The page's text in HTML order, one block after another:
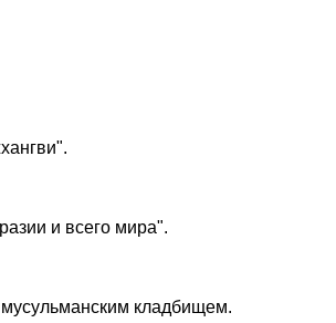
и всего мира".
кладбищем.